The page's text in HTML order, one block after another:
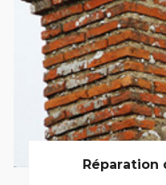
Réparation